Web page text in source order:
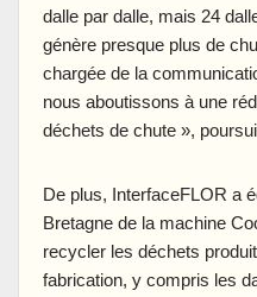
dalle par dalle, mais 24
génère presque plus de
chargée de la
nous aboutissons à une
déchets de chute »,
De plus, InterfaceFLOR a
Bretagne de la machine
recycler les déchets
fabrication, y compris les